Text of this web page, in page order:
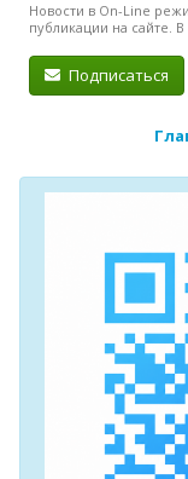
Новости в On-Line
публикации на сайте.
Подписаться